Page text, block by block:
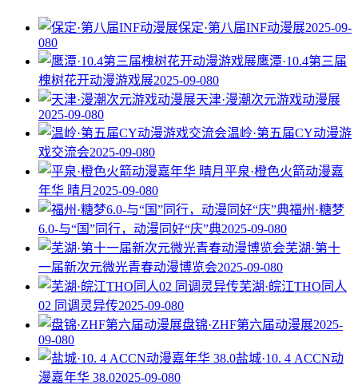
保定·第八届INF动漫展2025-09-
080
鹰潭·10.4第三届
槐树花开动漫游戏展2025-09-080
天津·漫潮次元游戏动漫展
2025-09-080
温岭·第五届CY动漫游
戏交流会2025-09-080
平泉·橙色火箭动漫嘉
年华 晴月 2025-09-080
福州·糖梦
6.0-与“国”同行，动漫同好“庆”典2025-09-080
芜湖·第十
一届新次元微光青春动漫博览会2025-09-080
芜湖·皖江THO同人
02 同调灵异传2025-09-080
盘锦·ZHF第六届动漫展2025-
09-080
盐城·10. 4 ACCN动
漫嘉年华 38.02025-09-080